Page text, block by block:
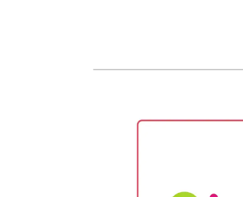
シェルシートをのせる
クリアパープルで色味